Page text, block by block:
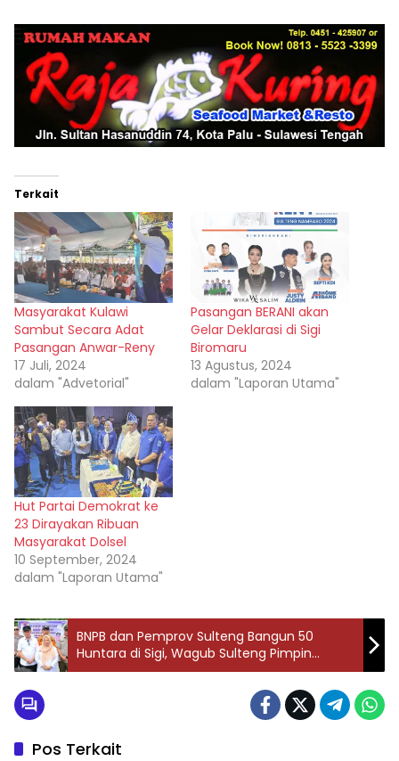
Terkait
Masyarakat Kulawi
Sambut Secara Adat
Pasangan Anwar-Reny
17 Juli, 2024
dalam "Advetorial"
Pasangan BERANI akan
Gelar Deklarasi di Sigi
Biromaru
13 Agustus, 2024
dalam "Laporan Utama"
Hut Partai Demokrat ke
23 Dirayakan Ribuan
Masyarakat Dolsel
10 September, 2024
dalam "Laporan Utama"
BNPB dan Pemprov Sulteng Bangun 50
Huntara di Sigi, Wagub Sulteng Pimpin
Peletakan Batu Pertama
Pos Terkait